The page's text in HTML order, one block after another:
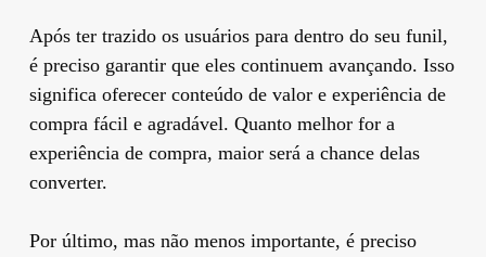
Após ter trazido os usuários para dentro do seu funil,
é preciso garantir que eles continuem avançando. Isso
significa oferecer conteúdo de valor e experiência de
compra fácil e agradável. Quanto melhor for a
experiência de compra, maior será a chance delas
converter.
Por último, mas não menos importante, é preciso